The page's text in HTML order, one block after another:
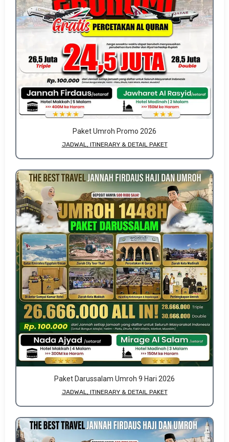
Paket Umroh Promo 2026
JADWAL, ITINERARY & DETAIL PAKET
Paket Darussalam Umroh 9 Hari 2026
JADWAL, ITINERARY & DETAIL PAKET